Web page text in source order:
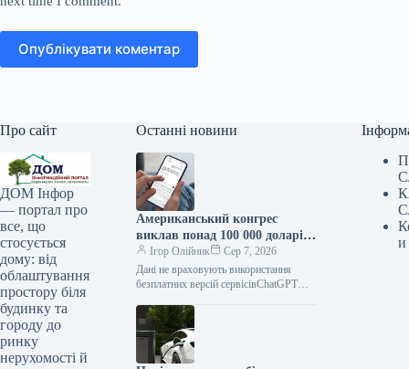
Опублікувати коментар
Про сайт
ДОМ Інфор
— портал про
все, що
стосується
дому: від
облаштування
простору біля
будинку та
городу до
ринку
нерухомості й
Останні новини
Американський конгрес
виклав понад 100 000 доларів
на ChatGPT.
Ігор Олійник
Сер 7, 2026
Дані не враховують використання
безплатних версій сервісівChatGPT
інструменту штучного інтелекту в
американському Конгресі. На
розробку
и